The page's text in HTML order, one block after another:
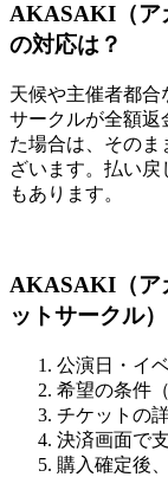
AKASAKI（ア
の対応は？
天候や主催者都合
サークルが全額返
た場合は、その
ざいます。払い
もあります。
AKASAKI（ア
ットサークル）
公演日・イ
希望の条件
チケットの
決済画面で
購入確定後